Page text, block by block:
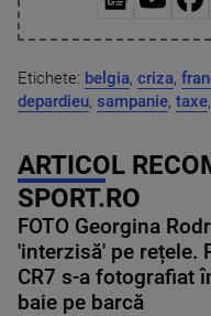
Etichete: belgia, criza,
depardieu, sampanie, taxe,
ARTICOL
SPORT.RO
FOTO Georgina
'interzisă' pe rețele.
CR7 s-a fotografiat
baie pe barcă